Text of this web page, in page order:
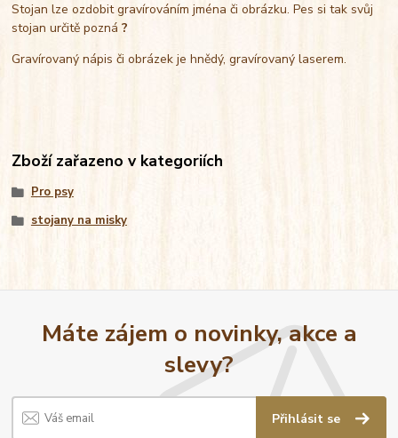
Stojan lze ozdobit gravírováním jména či obrázku. Pes si tak svůj
stojan určitě pozná?
Gravírovaný nápis či obrázek je hnědý, gravírovaný laserem.
Zboží zařazeno v kategoriích
Pro psy
stojany na misky
Máte zájem o novinky, akce a
slevy?
Přihlásit se